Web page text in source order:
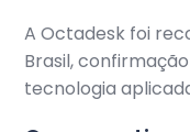
A Octadesk foi
Brasil,
tecnologia